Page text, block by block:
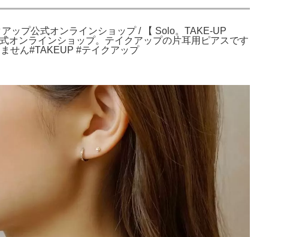
ップ公式オンラインショップ / 【 Solo。TAKE-UP
オンラインショップ。テイクアップの片耳用ピアスです
せん#TAKEUP #テイクアップ